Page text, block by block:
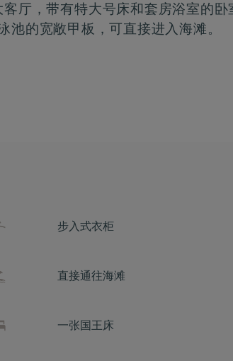
厅，带有特大号床和套房浴室的
池的宽敞甲板，可直接进入海滩。
步入式衣柜
直接通往海滩
一张国王床